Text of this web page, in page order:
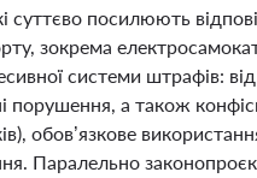
суттєво посилюють
зокрема
системи штрафів:
порушення, а також
обов’язкове
Паралельно